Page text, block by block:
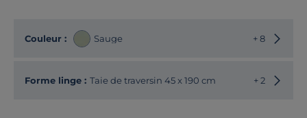
Couleur : Sauge + 8
Forme linge : Taie de traversin 45 x 190 cm + 2